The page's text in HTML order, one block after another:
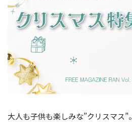
大人も子供も楽しみな”クリスマス”。